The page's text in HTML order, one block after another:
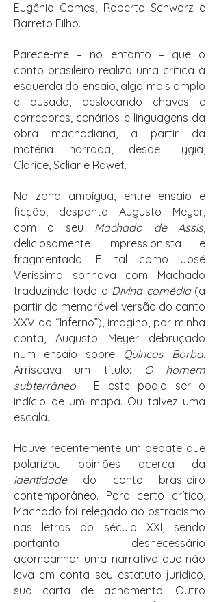
Eugênio Gomes, Roberto Schwarz e
Barreto Filho.
Parece-me – no entanto – que o
conto brasileiro realiza uma crítica à
esquerda do ensaio, algo mais amplo
e ousado, deslocando chaves e
corredores, cenários e linguagens da
obra machadiana, a partir da
matéria narrada, desde Lygia,
Clarice, Scliar e Rawet.
Na zona ambígua, entre ensaio e
ficção, desponta Augusto Meyer,
com o seu Machado de Assis,
deliciosamente impressionista e
fragmentado. E tal como José
Veríssimo sonhava com Machado
traduzindo toda a Divina comédia(a
partir da memorável versão do canto
XXV do “Inferno”), imagino, por minha
conta, Augusto Meyer debruçado
num ensaio sobre Quincas Borba.
Arriscava um título:
O homem
subterrâneo. E este podia ser o
indício de um mapa. Ou talvez uma
escala.
Houve recentemente um debate que
polarizou opiniões acerca da
identidade do conto brasileiro
contemporâneo. Para certo crítico,
Machado foi relegado ao ostracismo
nas letras do século XXI, sendo
portanto desnecessário
acompanhar uma narrativa que não
leva em conta seu estatuto jurídico,
sua carta de achamento. Outro